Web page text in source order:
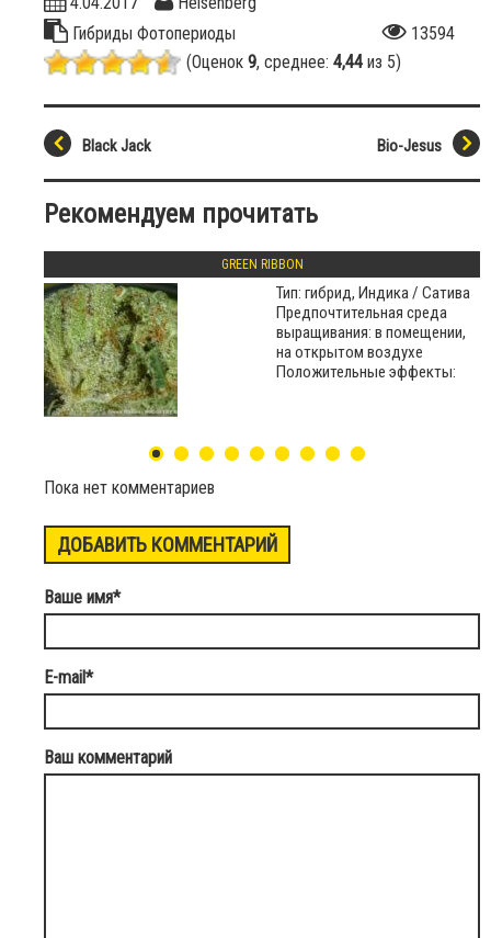
Гибриды Фотопериоды
13594
(Оценок 9, среднее: 4,44 из 5)
Bio-Jesus
Black Jack
Рекомендуем прочитать
GREEN RIBBON
Тип: гибрид, Индика / Сатива
Предпочтительная среда
выращивания: в помещении,
на открытом воздухе
Положительные эффекты:
Пока нет комментариев
ДОБАВИТЬ КОММЕНТАРИЙ
Ваше имя*
E-mail*
Ваш комментарий